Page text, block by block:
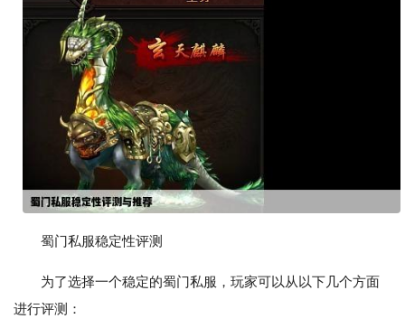
蜀门私服稳定性评测
为了选择一个稳定的蜀门私服，玩家可以从以下几个方面
进行评测：